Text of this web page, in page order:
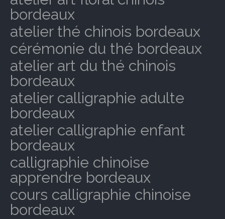
bordeaux
atelier thé chinois bordeaux
cérémonie du thé bordeaux
atelier art du thé chinois
bordeaux
atelier calligraphie adulte
bordeaux
atelier calligraphie enfant
bordeaux
calligraphie chinoise
apprendre bordeaux
cours calligraphie chinoise
bordeaux